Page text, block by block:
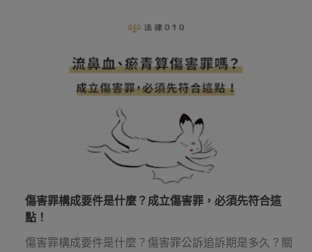
傷害罪構成要件是什麼？成立傷害罪，必須先符合這
點！
傷害罪構成要件是什麼？傷害罪公訴追訴期是多久？關